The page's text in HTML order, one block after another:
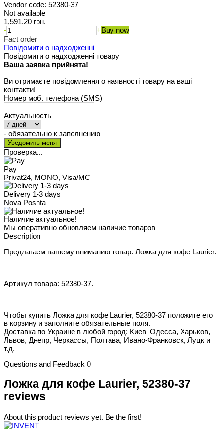
Vendor code: 52380-37
Not available
1,591.20 грн.
-
+Buy now
Fact order
Повідомити о надходженні
Повідомити о надходженні товару
Ваша заявка прийнята!
Ви отримаєте повідомлення о наявності товару на ваші
контакти!
Номер моб. телефона (SMS)
Актуальность
- обязательно к заполнению
Проверка...
Pay
Privat24, MONO, Visa/MC
Delivery 1-3 days
Nova Poshta
Наличие актуальное!
Мы оперативно обновляем наличие товаров
Description
Предлагаем вашему вниманию товар: Ложка для кофе Laurier.
Артикул товара: 52380-37.
Чтобы купить Ложка для кофе Laurier, 52380-37 положите его
в корзину и заполните обязательные поля.
Доставка по Украине в любой город: Киев, Одесса, Харьков,
Львов, Днепр, Черкассы, Полтава, Ивано-Франковск, Луцк и
т.д.
Questions and Feedback 0
Ложка для кофе Laurier, 52380-37
reviews
About this product reviews yet. Be the first!